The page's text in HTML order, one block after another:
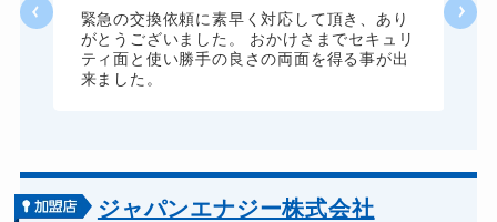
8,800円～(税込)
ドアノブカギ開け 10,780円～(税込)
ドアノブカギ作成
緊急の交換依頼に素早く対応して頂き、あり
がとうございました。 おかけさまでセキュリ
ティ面と使い勝手の良さの両面を得る事が出
来ました。
ジャパンエナジー株式会社